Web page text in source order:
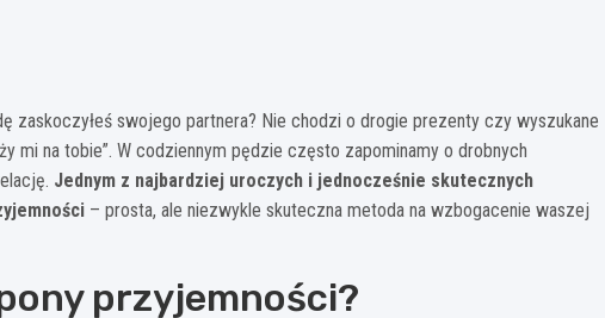
zaskoczyłeś swojego partnera? Nie chodzi o drogie prezenty czy wyszukane
mi na tobie”. W codziennym pędzie często zapominamy o drobnych
Jednym z najbardziej uroczych i jednocześnie skutecznych
– prosta, ale niezwykle skuteczna metoda na wzbogacenie waszej
przyjemności?